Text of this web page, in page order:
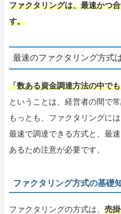
ファクタリングは、最速かつ
す。
最速のファクタリング方式
「数ある資金調達方法の中で
ということは、経営者の間で
もっとも、ファクタリングに
最速で調達できる方式と、最
あるため注意が必要です。
ファクタリング方式の基礎
ファクタリングの方式は、 売